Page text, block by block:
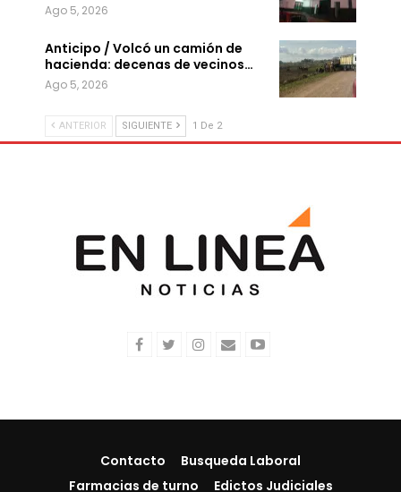
Ago 5, 2026
Anticipo / Volcó un camión de
hacienda: decenas de vecinos…
Ago 5, 2026
ANTERIOR SIGUIENTE 1 De 2
Contacto
Busqueda Laboral
Farmacias de turno
Edictos Judiciales